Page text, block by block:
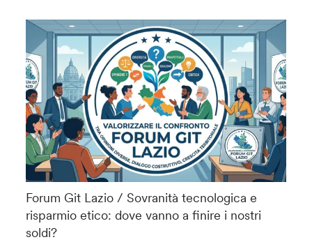
Forum Git Lazio / Sovranità tecnologica e
risparmio etico: dove vanno a finire i nostri
soldi?